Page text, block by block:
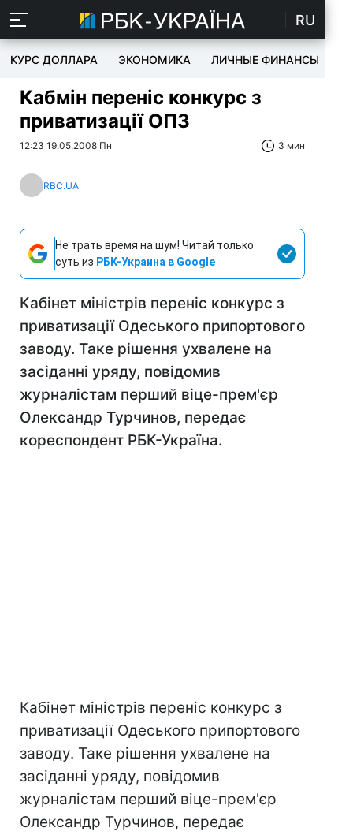
RU
КУРС ДОЛЛАРА ЭКОНОМИКА ЛИЧНЫЕ ФИНАНСЫ
Кабмін переніс конкурс з
приватизації ОПЗ
12:23 19.05.2008 Пн 3 мин
RBC.UA
Не трать время на шум! Читай только
суть из РБК-Украина в Google
Кабінет міністрів переніс конкурс з
приватизації Одеського припортового
заводу. Таке рішення ухвалене на
засіданні уряду, повідомив
журналістам перший віце-прем'єр
Олександр Турчинов, передає
кореспондент РБК-Україна.
Кабінет міністрів переніс конкурс з
приватизації Одеського припортового
заводу. Таке рішення ухвалене на
засіданні уряду, повідомив
журналістам перший віце-прем'єр
Олександр Турчинов, передає